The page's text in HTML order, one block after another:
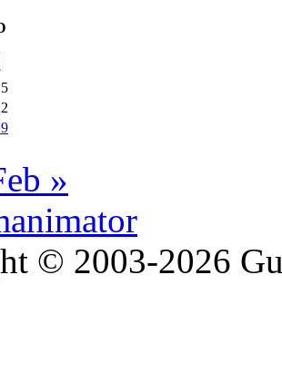
»
© 2003-2026